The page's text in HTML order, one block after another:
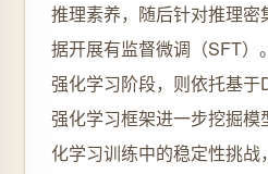
推理素养，随后针对推理
据开展有监督微调（SFT
强化学习阶段，则依托基
强化学习框架进一步挖掘
化学习训练中的稳定性挑